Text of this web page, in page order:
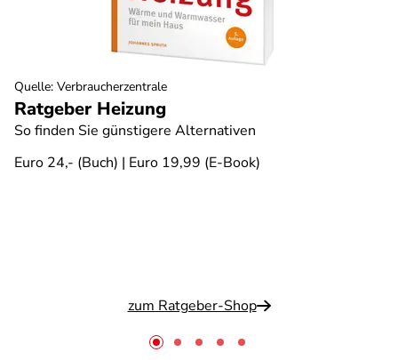
Ratgeber Heizung
So finden Sie günstigere Alternativen
Euro 24,- (Buch) | Euro 19,99 (E-Book)
zum Ratgeber-Shop
Quelle: Verbraucherzentrale